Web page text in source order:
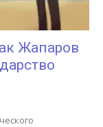
Жапаров